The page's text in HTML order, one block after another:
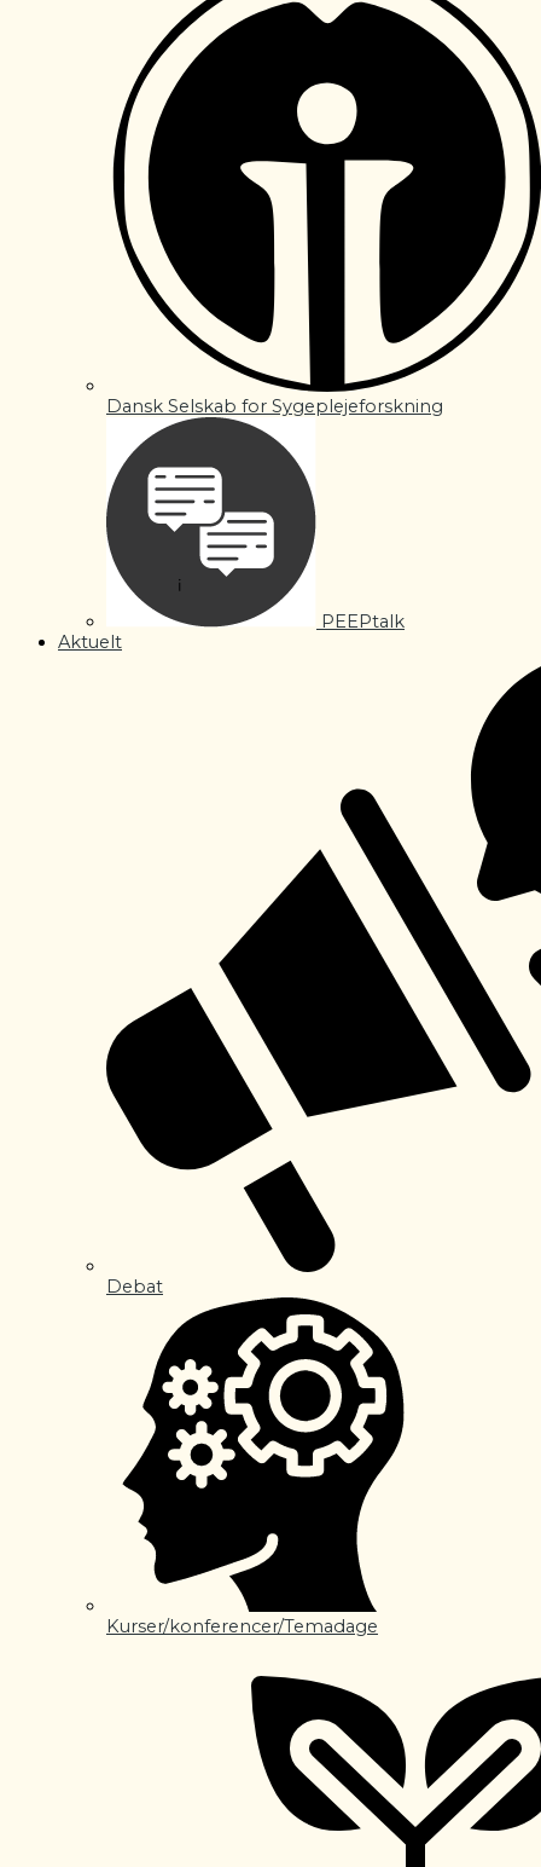
Dansk Selskab for Sygeplejeforskning
PEEPtalk
Aktuelt
Debat
Kurser/konferencer/Temadage